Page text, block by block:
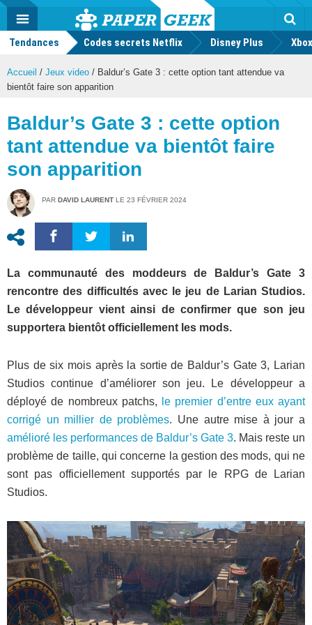
Actu
geek
MENU
Tendances Codes secrets Netflix Disney Plus
Accueil / Jeux video / Baldur’s Gate 3 : cette option tant attendue va
bientôt faire son apparition
Baldur’s Gate 3 : cette option
tant attendue va bientôt faire
son apparition
PAR DAVID LAURENT LE 23 FÉVRIER 2024
La communauté des moddeurs de Baldur’s Gate 3
rencontre des difficultés avec le jeu de Larian Studios.
Le développeur vient ainsi de confirmer que son jeu
supportera bientôt officiellement les mods.
Plus de six mois après la sortie de Baldur’s Gate 3, Larian
Studios continue d’améliorer son jeu. Le développeur a
déployé de nombreux patchs,
le premier d’entre eux ayant
corrigé un millier de problèmes. Une autre mise à jour a
amélioré les performances de Baldur’s Gate 3. Mais reste un
problème de taille, qui concerne la gestion des mods, qui ne
sont pas officiellement supportés par le RPG de Larian
Studios.
Mode
FacebookTwitter Youtube